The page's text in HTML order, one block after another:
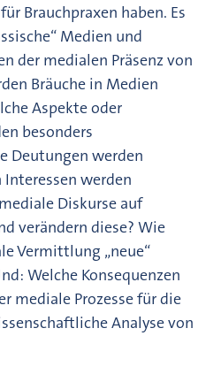
Brauchpraxen haben. Es
Medien und
der medialen Präsenz von
Bräuche in Medien
Aspekte oder
besonders
Deutungen werden
werden
Diskurse auf
verändern diese? Wie
Vermittlung „neue“
Welche Konsequenzen
mediale Prozesse für die
Analyse von